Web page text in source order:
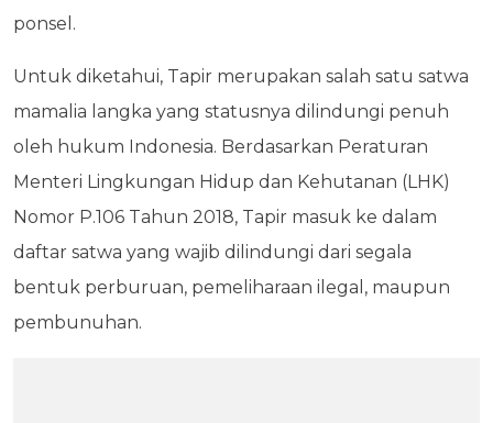
ponsel.
Untuk diketahui, Tapir merupakan salah satu satwa
mamalia langka yang statusnya dilindungi penuh
oleh hukum Indonesia. Berdasarkan Peraturan
Menteri Lingkungan Hidup dan Kehutanan (LHK)
Nomor P.106 Tahun 2018, Tapir masuk ke dalam
daftar satwa yang wajib dilindungi dari segala
bentuk perburuan, pemeliharaan ilegal, maupun
pembunuhan.